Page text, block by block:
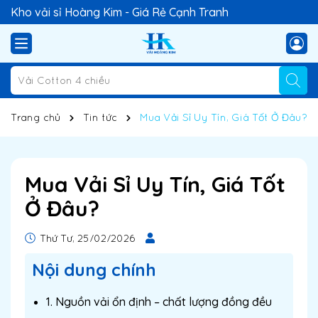
Kho vải sỉ Hoàng Kim - Giá Rẻ Cạnh Tranh
Trang chủ Tin tức Mua Vải Sỉ Uy Tín, Giá Tốt Ở Đâu?
Mua Vải Sỉ Uy Tín, Giá Tốt
Ở Đâu?
Thứ Tư, 25/02/2026
Nội dung chính
1. Nguồn vải ổn định – chất lượng đồng đều